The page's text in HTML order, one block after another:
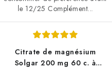
le 12/25 Complément...
Citrate de magnésium
Solgar 200 mg 60 c. à